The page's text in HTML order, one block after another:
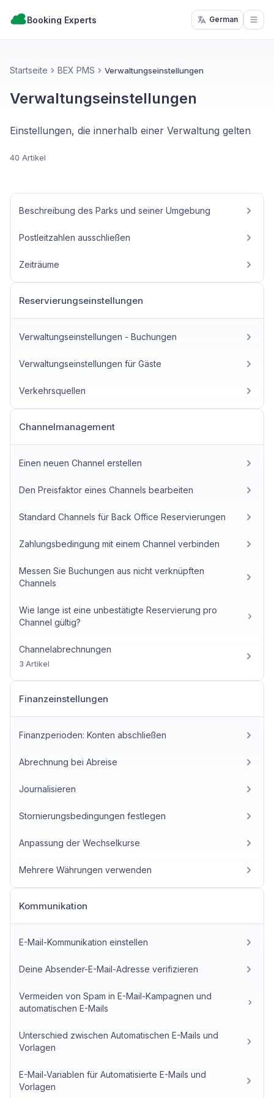
Booking Experts German
Startseite BEX PMS Verwaltungseinstellungen
Verwaltungseinstellungen
Einstellungen, die innerhalb einer Verwaltung gelten
40 Artikel
Beschreibung des Parks und seiner Umgebung
Postleitzahlen ausschließen
Zeiträume
Reservierungseinstellungen
Verwaltungseinstellungen - Buchungen
Verwaltungseinstellungen für Gäste
Verkehrsquellen
Channelmanagement
Einen neuen Channel erstellen
Den Preisfaktor eines Channels bearbeiten
Standard Channels für Back Office Reservierungen
Zahlungsbedingung mit einem Channel verbinden
Messen Sie Buchungen aus nicht verknüpften
Channels
Wie lange ist eine unbestätigte Reservierung pro
Channel gültig?
Channelabrechnungen
3 Artikel
Finanzeinstellungen
Finanzperioden: Konten abschließen
Abrechnung bei Abreise
Journalisieren
Stornierungsbedingungen festlegen
Anpassung der Wechselkurse
Mehrere Währungen verwenden
Kommunikation
E-Mail-Kommunikation einstellen
Deine Absender-E-Mail-Adresse verifizieren
Vermeiden von Spam in E-Mail-Kampagnen und
automatischen E-Mails
Unterschied zwischen Automatischen E-Mails und
Vorlagen
E-Mail-Variablen für Automatisierte E-Mails und
Vorlagen